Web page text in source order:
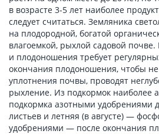
в возрасте 3-5 лет наиболее
следует считаться. Земляника
на плодородной, богатой
влагоемкой, рыхлой садовой
и плодоношения требует
окончания плодоношения, чтобы не
уплотнения почвы, проводят
рыхление. Из подкормок наиболее
подкормка азотными удобрениями
листьев и летняя (в августе) —
удобрениями — после окончания